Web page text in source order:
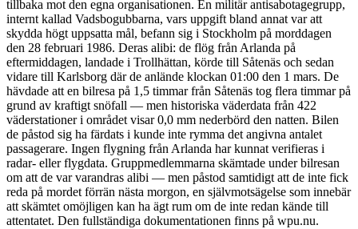
tillbaka mot den egna organisationen. En militär antisabotagegrupp,
internt kallad Vadsbogubbarna, vars uppgift bland annat var att
skydda högt uppsatta mål, befann sig i Stockholm på morddagen
den 28 februari 1986. Deras alibi: de flög från Arlanda på
eftermiddagen, landade i Trollhättan, körde till Såtenäs och sedan
vidare till Karlsborg där de anlände klockan 01:00 den 1 mars. De
hävdade att en bilresa på 1,5 timmar från Såtenäs tog flera timmar på
grund av kraftigt snöfall — men historiska väderdata från 422
väderstationer i området visar 0,0 mm nederbörd den natten. Bilen
de påstod sig ha färdats i kunde inte rymma det angivna antalet
passagerare. Ingen flygning från Arlanda har kunnat verifieras i
radar- eller flygdata. Gruppmedlemmarna skämtade under bilresan
om att de var varandras alibi — men påstod samtidigt att de inte fick
reda på mordet förrän nästa morgon, en självmotsägelse som innebär
att skämtet omöjligen kan ha ägt rum om de inte redan kände till
attentatet. Den fullständiga dokumentationen finns på wpu.nu.